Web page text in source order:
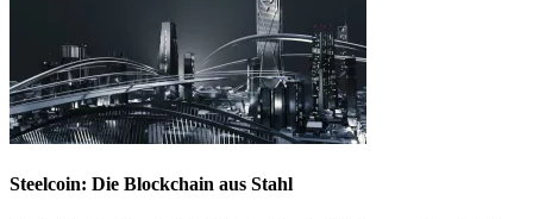
Steelcoin: Die Blockchain aus Stahl